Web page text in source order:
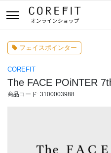
フェイスポインター
COREFIT
The FACE POiNTER
商品コード: 3100003988